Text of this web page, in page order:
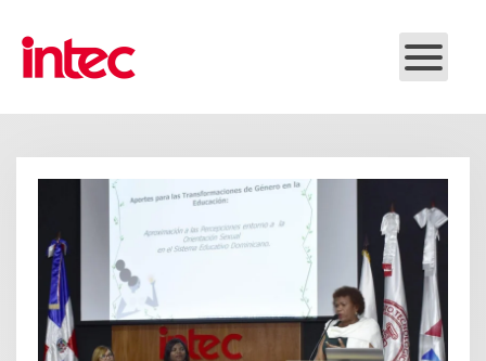
Skip to main content